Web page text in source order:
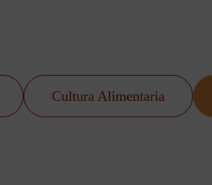
Cultura Alimentaria